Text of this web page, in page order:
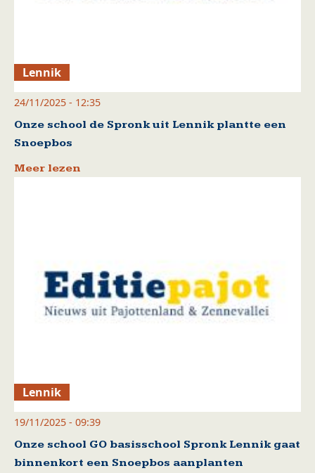
Lennik
24/11/2025 - 12:35
Onze school de Spronk uit Lennik plantte een
Snoepbos
Meer lezen
Lennik
19/11/2025 - 09:39
Onze school GO basisschool Spronk Lennik gaat
binnenkort een Snoepbos aanplanten